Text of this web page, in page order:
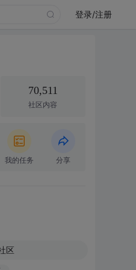
登录/注册
70,511
社区内容
我的任务 分享
区